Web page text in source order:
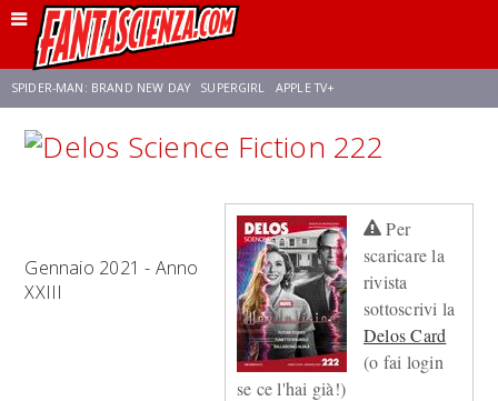
SPIDER-MAN: BRAND NEW DAY SUPERGIRL APPLE TV+
FRANCO RICCIARDIELLO ZENDAYA STAR TREK AVENGERS: DOOMSDAY
CELIA ROSE GOODING
Per
scaricare la
rivista
sottoscrivi la
Delos Card
(o fai login
se ce l'hai già!)
Gennaio 2021 - Anno
XXIII